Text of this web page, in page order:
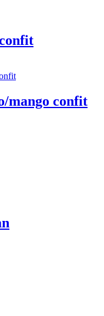
mango confit